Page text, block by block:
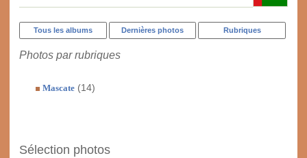
Tous les albums Dernières photos Rubriques
Photos par rubriques
Mascate (14)
Sélection photos